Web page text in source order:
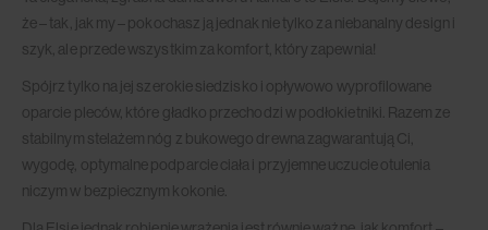
że – tak, jak my – pokochasz ją jednak nie tylko za niebanalny design i
szyk, ale przede wszystkim za komfort, który zapewnia!
Spójrz tylko na jej szerokie siedzisko i opływowo wyprofilowane
oparcie pleców, które gładko przechodzi w podłokietniki. Razem ze
stabilnym stelażem nóg z bukowego drewna zagwarantują Ci,
wygodę, optymalne podparcie ciała i przyjemne uczucie otulenia
niczym w bezpiecznym kokonie.